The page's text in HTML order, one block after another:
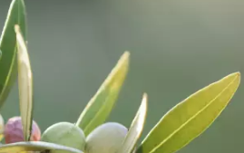
OFIS
SEDE BENELUX
VEOLIA AGRICULTURE
WATER TECHNOLOGIES